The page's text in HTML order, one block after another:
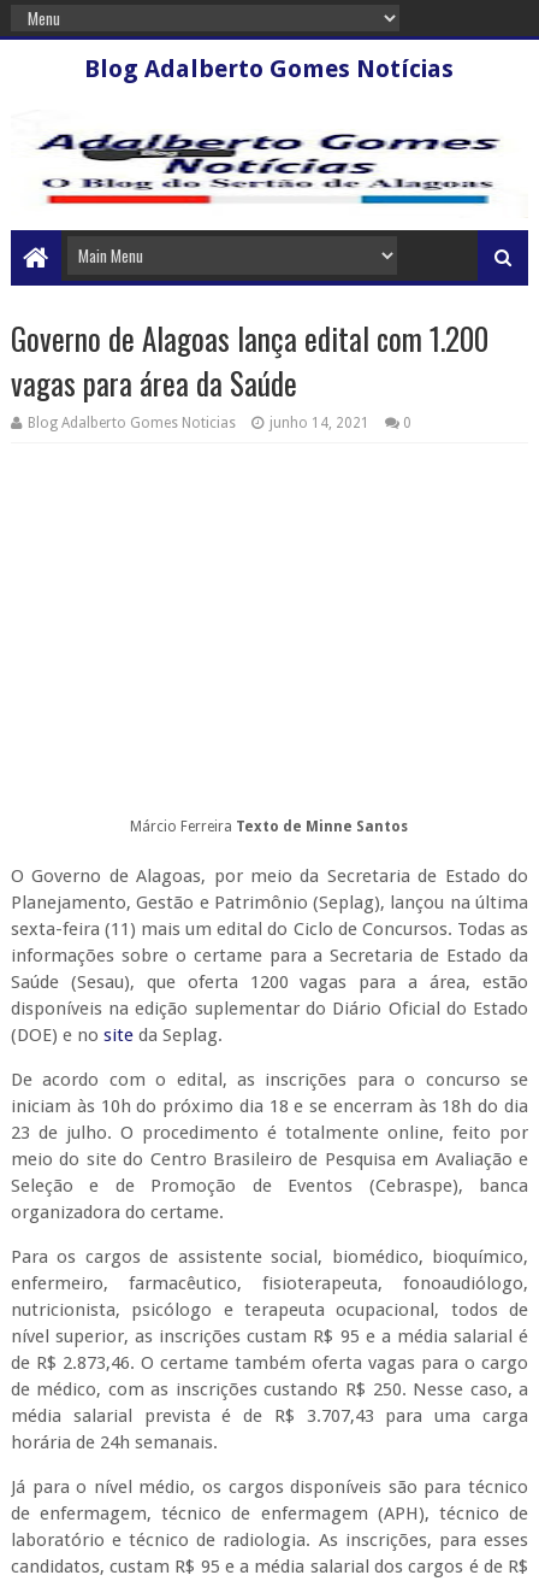
Blog Adalberto Gomes Notícias
Governo de Alagoas lança edital com 1.200
vagas para área da Saúde
Blog Adalberto Gomes Noticias junho 14, 2021 0
Márcio Ferreira Texto de Minne Santos
O Governo de Alagoas, por meio da Secretaria de Estado do
Planejamento, Gestão e Patrimônio (Seplag), lançou na última
sexta-feira (11) mais um edital do Ciclo de Concursos. Todas as
informações sobre o certame para a Secretaria de Estado da
Saúde (Sesau), que oferta 1200 vagas para a área, estão
disponíveis na edição suplementar do Diário Oficial do Estado
(DOE) e no siteda Seplag.
De acordo com o edital, as inscrições para o concurso se
iniciam às 10h do próximo dia 18 e se encerram às 18h do dia
23 de julho. O procedimento é totalmente online, feito por
meio do site do Centro Brasileiro de Pesquisa em Avaliação e
Seleção e de Promoção de Eventos (Cebraspe), banca
organizadora do certame.
Para os cargos de assistente social, biomédico, bioquímico,
enfermeiro, farmacêutico, fisioterapeuta, fonoaudiólogo,
nutricionista, psicólogo e terapeuta ocupacional, todos de
nível superior, as inscrições custam R$ 95 e a média salarial é
de R$ 2.873,46. O certame também oferta vagas para o cargo
de médico, com as inscrições custando R$ 250. Nesse caso, a
média salarial prevista é de R$ 3.707,43 para uma carga
horária de 24h semanais.
Já para o nível médio, os cargos disponíveis são para técnico
de enfermagem, técnico de enfermagem (APH), técnico de
laboratório e técnico de radiologia. As inscrições, para esses
candidatos, custam R$ 95 e a média salarial dos cargos é de R$